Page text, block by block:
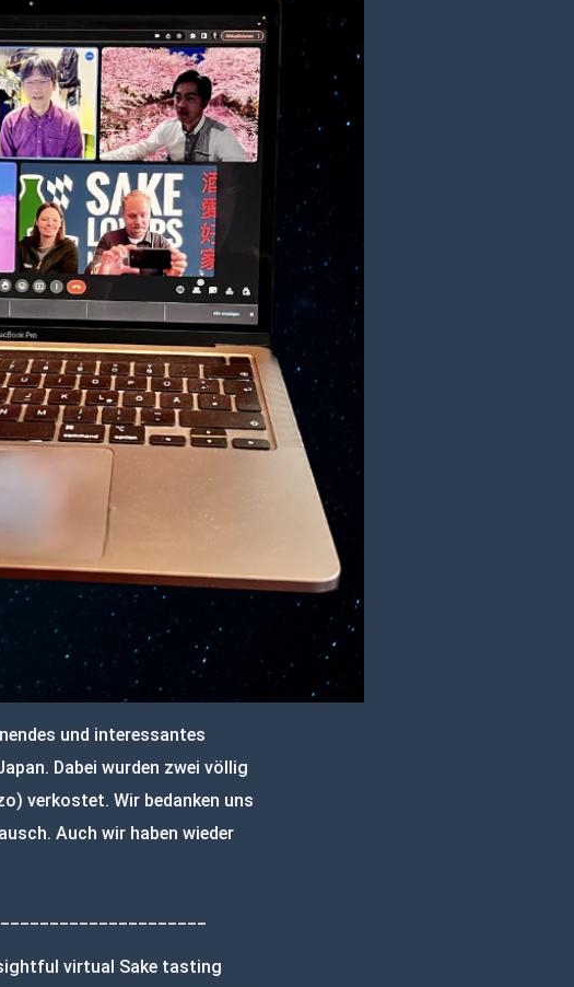
und interessantes
Dabei wurden zwei völlig
verkostet. Wir bedanken uns
Auch wir haben wieder
virtual Sake tasting